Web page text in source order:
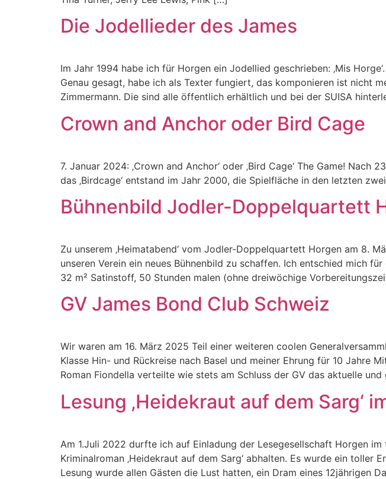
Die Jodellieder des James
Im Jahr 1994 habe ich für Horgen ein Jodellied geschrieben: ‚Mis
Genau gesagt, habe ich als Texter fungiert, das komponieren ist nicht
Zimmermann. Die sind alle öffentlich erhältlich und bei der SUISA
Crown and Anchor oder Bird Cage
7. Januar 2024: ‚Crown and Anchor‘ oder ‚Bird Cage‘ The Game!
das ‚Birdcage‘ entstand im Jahr 2000, die Spielfläche in den letzten
Bühnenbild Jodler-Doppelquartett
Zu unserem ‚Heimatabend‘ vom Jodler-Doppelquartett Horgen am 8.
unseren Verein ein neues Bühnenbild zu schaffen. Ich entschied mich
32 m² Satinstoff, 50 Stunden malen (ohne dreiwöchige
GV James Bond Club Schweiz
Wir waren am 16. März 2025 Teil einer weiteren coolen
Klasse Hin- und Rückreise nach Basel und meiner Ehrung für 10
Roman Fiondella verteilte wie stets am Schluss der GV das aktuelle
Lesung ‚Heidekraut auf dem Sarg‘
Am 1.Juli 2022 durfte ich auf Einladung der Lesegesellschaft Horgen
Kriminalroman ‚Heidekraut auf dem Sarg‘ abhalten. Es wurde ein
Lesung wurde allen Gästen die Lust hatten, ein Dram eines 12jährigen